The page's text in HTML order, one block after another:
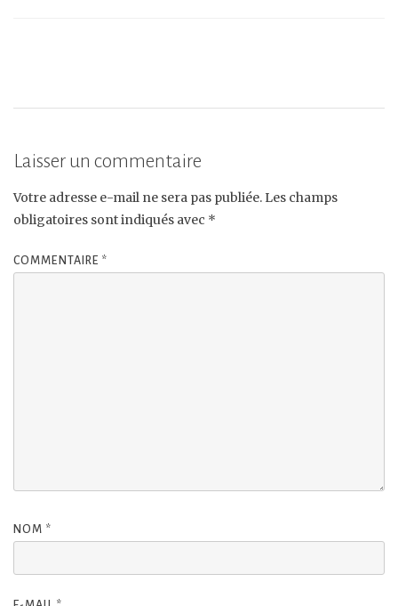
Laisser un commentaire
Votre adresse e-mail ne sera pas publiée. Les champs
obligatoires sont indiqués avec *
COMMENTAIRE *
NOM *